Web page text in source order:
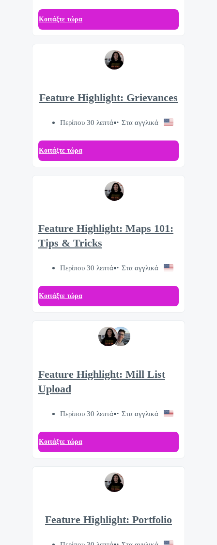
Κοιτάξτε τώρα
Feature Highlight: Grievances
Περίπου 30 λεπτά Στα αγγλικά
Κοιτάξτε τώρα
Feature Highlight: Maps 101:
Tips & Tricks
Περίπου 30 λεπτά Στα αγγλικά
Κοιτάξτε τώρα
Feature Highlight: Mill List
Upload
Περίπου 30 λεπτά Στα αγγλικά
Κοιτάξτε τώρα
Feature Highlight: Portfolio